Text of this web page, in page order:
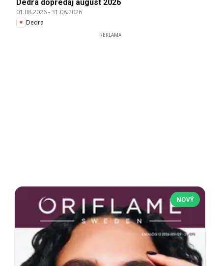
Dedra dopredaj august 2026
01.08.2026-31.08.2026
Dedra
REKLAMA
NOVÝ